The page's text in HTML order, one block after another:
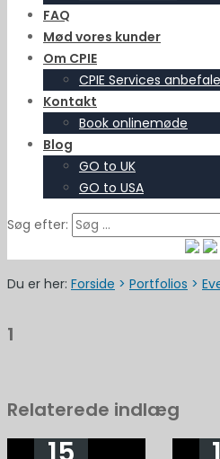
FAQ
Mød vores kunder
Om CPIE
CPIE Services
Kontakt
Book onlinemøde
Blog
GO to UK
GO to USA
Søg efter:
Du er her: Forside > Portfolios >
1
Relaterede indlæg